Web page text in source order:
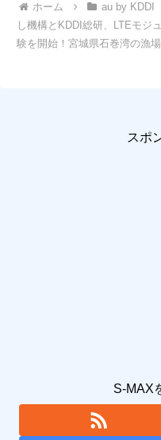
ホーム au by KDDI
し機構とKDDI総研、LTEモジ
験を開始！宮城県石巻湾の漁
スポ
S-MAX